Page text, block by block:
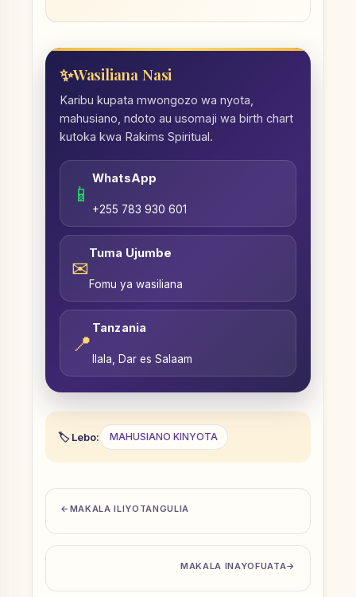
Wasiliana Nasi
Karibu kupata mwongozo wa nyota,
mahusiano, ndoto au usomaji wa birth chart
kutoka kwa Rakims Spiritual.
📱
WhatsApp
+255 783 930 601
✉
Tuma Ujumbe
Fomu ya wasiliana
📍
Tanzania
Ilala, Dar es Salaam
Lebo: MAHUSIANO KINYOTA
MAKALA ILIYOTANGULIA
MAKALA INAYOFUATA